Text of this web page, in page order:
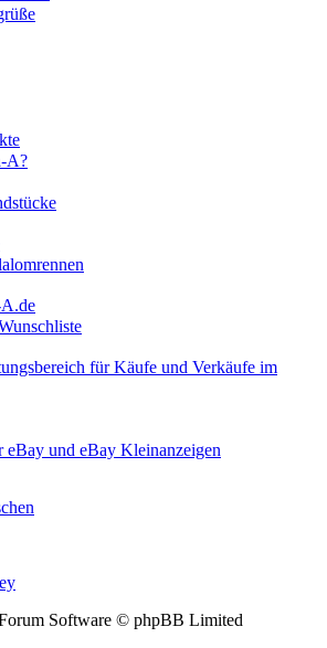
A?
für Käufe und Verkäufe im
und eBay Kleinanzeigen
Software © phpBB Limited